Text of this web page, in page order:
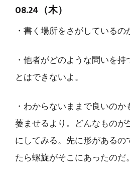
08.24（木）
・書く場所をさがしているの
・他者がどのような問いを
とはできないよ。
・わからないままで良いの
萎ませるより。どんなものが
にしてみる。先に形があるの
たら螺旋がそこにあったのだ。